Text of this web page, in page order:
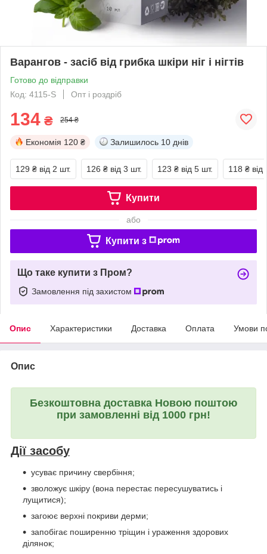
Варангов - засіб від грибка шкіри ніг і нігтів
Готово до відправки
Код: 4115-S
Опт і роздріб
134 ₴ 254 ₴
Економія 120 ₴ Залишилось 10 днів
129 ₴ від 2 шт. 126 ₴ від 3 шт. 123 ₴ від 5 шт. 118 ₴ від
Купити
або
Купити з
Що таке купити з Пром?
Замовлення під захистом
Опис Характеристики Доставка Оплата Умови
Опис
Безкоштовна доставка Новою поштою
при замовленні від 1000 грн!
Дії засобу
усуває причину свербіння;
зволожує шкіру (вона перестає пересушуватись і
лущитися);
загоює верхні покриви дерми;
запобігає поширенню тріщин і ураження здорових
ділянок;